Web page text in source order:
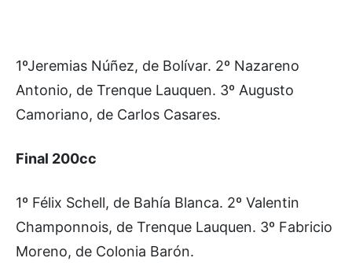
1ºJeremias Núñez, de Bolívar. 2º Nazareno
Antonio, de Trenque Lauquen. 3º Augusto
Camoriano, de Carlos Casares.
Final 200cc
1º Félix Schell, de Bahía Blanca. 2º Valentin
Champonnois, de Trenque Lauquen. 3º Fabricio
Moreno, de Colonia Barón.